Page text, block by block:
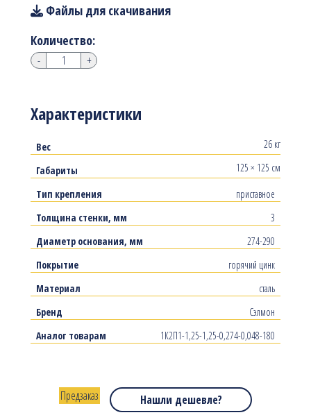
Характеристики
Вес
26 кг
Габариты
125 × 125 см
Тип крепления
приставное
Толщина стенки, мм
3
Диаметр основания, мм
274-290
Покрытие
горячий цинк
Материал
сталь
Бренд
Сэлмон
Аналог товарам
1К2П1-1,25-1,25-0,274-0,048-180
Файлы для скачивания
Количество:
- +
Нашли дешевле?
Предзаказ